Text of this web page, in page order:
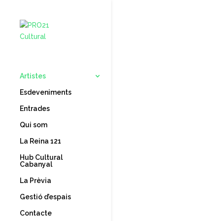
Artistes
Esdeveniments
Entrades
Qui som
La Reina 121
Hub Cultural
Cabanyal
La Prèvia
Gestió d’espais
Contacte